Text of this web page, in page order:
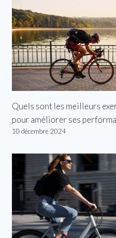
Quels sont les meilleurs
pour améliorer ses
10 décembre 2024